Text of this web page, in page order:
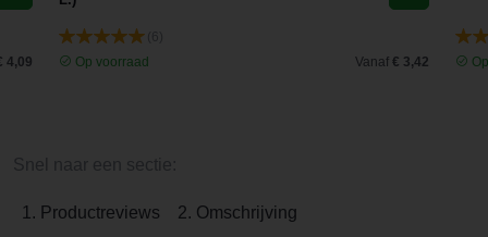
4,09
Op voorraad
Vanaf € 3,42
1. Productreviews
2. Omschrijving